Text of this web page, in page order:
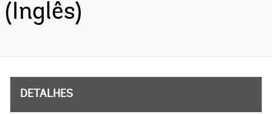
(Inglês)
DETALHES